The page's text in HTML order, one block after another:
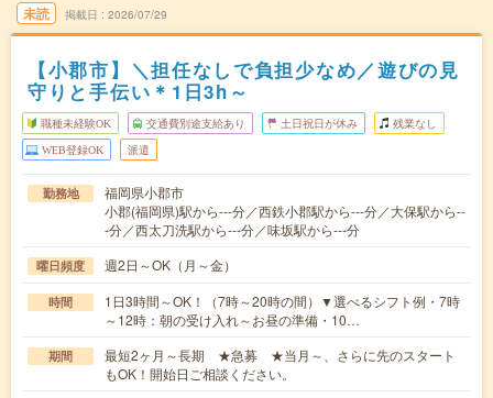
未読 掲載日 2026/07/29
【小郡市】＼担任なしで負担少なめ／遊びの見
守りと手伝い＊1日3h～
職種未経験OK 交通費別途支給あり 土日祝日が休み 残業なし
WEB登録OK 派遣
勤務地
福岡県小郡市
小郡(福岡県)駅から---分／西鉄小郡駅から---分／大保駅から--
-分／西太刀洗駅から---分／味坂駅から---分
曜日頻度 週2日～OK（月～金）
時間
1日3時間～OK！（7時～20時の間）▼選べるシフト例・7時
～12時：朝の受け入れ～お昼の準備・10…
期間
最短2ヶ月～長期 ★急募 ★当月～、さらに先のスタート
もOK！開始日ご相談ください。